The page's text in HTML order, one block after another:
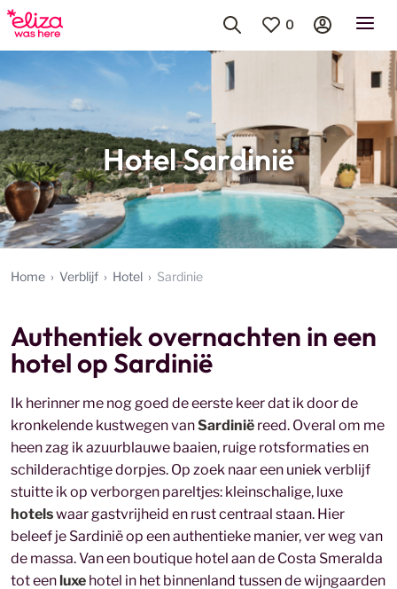
0
Hotel Sardinië
Home Verblijf Hotel Sardinie
Authentiek overnachten in een
hotel op Sardinië
Ik herinner me nog goed de eerste keer dat ik door de
kronkelende kustwegen vanSardinië reed. Overal om me
heen zag ik azuurblauwe baaien, ruige rotsformaties en
schilderachtige dorpjes. Op zoek naar een uniek verblijf
stuitte ik op verborgen pareltjes: kleinschalige, luxe
hotelswaar gastvrijheid en rust centraal staan. Hier
beleef je Sardinië op een authentieke manier, ver weg van
de massa. Van een boutique hotel aan de Costa Smeralda
tot eenluxe hotel in het binnenland tussen de wijngaarden